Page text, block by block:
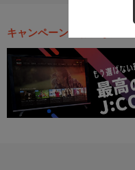
キャンペーン・お得な情報